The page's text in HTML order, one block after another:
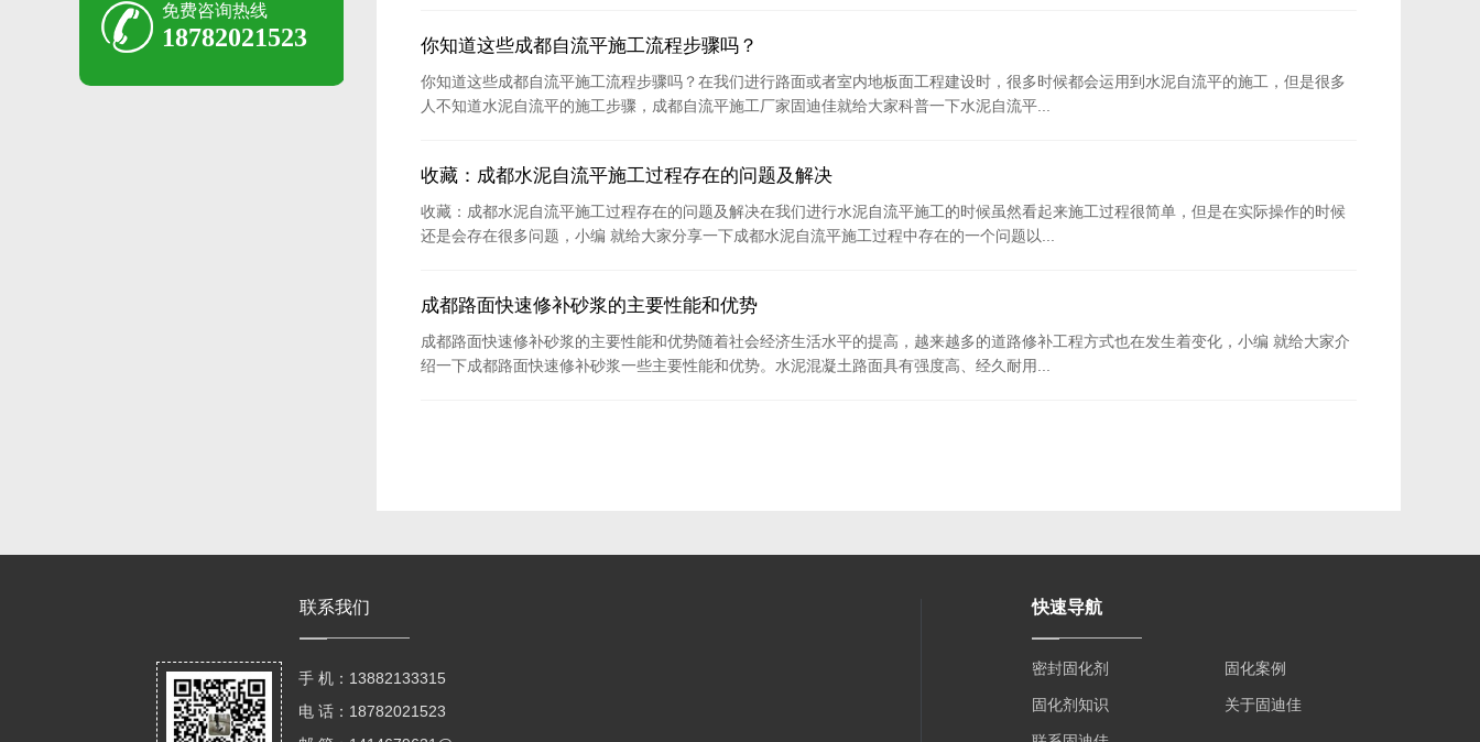
免费咨询热线
18782021523 你知道这些成都自流平施工流程步骤吗？
你知道这些成都自流平施工流程步骤吗？在我们进行路面或者室内地板面工程建设时，很多时候都会运用到水泥自流平的施工，但是很多
人不知道水泥自流平的施工步骤，成都自流平施工厂家固迪佳就给大家科普一下水泥自流平...
收藏：成都水泥自流平施工过程存在的问题及解决
收藏：成都水泥自流平施工过程存在的问题及解决在我们进行水泥自流平施工的时候虽然看起来施工过程很简单，但是在实际操作的时候
还是会存在很多问题，小编 就给大家分享一下成都水泥自流平施工过程中存在的一个问题以...
成都路面快速修补砂浆的主要性能和优势
成都路面快速修补砂浆的主要性能和优势随着社会经济生活水平的提高，越来越多的道路修补工程方式也在发生着变化，小编 就给大家介
绍一下成都路面快速修补砂浆一些主要性能和优势。水泥混凝土路面具有强度高、经久耐用...
联系我们
手 机：13882133315
电 话：18782021523
快速导航
密封固化剂 固化案例
固化剂知识 关于固迪佳